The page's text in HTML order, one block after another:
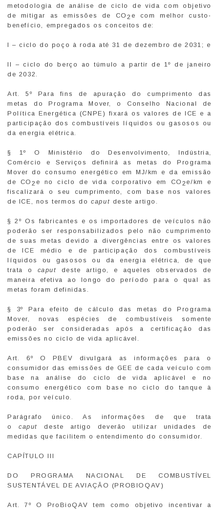
metodologia de análise de ciclo de vida com objetivo
de mitigar as emissões de CO 2 e com melhor custo-
benefício, empregados os conceitos de:
I – ciclo do poço à roda até 31 de dezembro de 2031; e
II – ciclo do berço ao túmulo a partir de 1º de janeiro
de 2032.
Art. 5º Para fins de apuração do cumprimento das
metas do Programa Mover, o Conselho Nacional de
Política Energética (CNPE) fixará os valores de ICE e a
participação dos combustíveis líquidos ou gasosos ou
da energia elétrica.
§ 1º O Ministério do Desenvolvimento, Indústria,
Comércio e Serviços definirá as metas do Programa
Mover do consumo energético em MJ/km e da emissão
de CO 2 e no ciclo de vida corporativo em CO 2e/km e
fiscalizará o seu cumprimento, com base nos valores
de ICE, nos termos docaput deste artigo.
§ 2º Os fabricantes e os importadores de veículos não
poderão ser responsabilizados pelo não cumprimento
de suas metas devido a divergências entre os valores
de ICE médio e de participação dos combustíveis
líquidos ou gasosos ou da energia elétrica, de que
trata o caput deste artigo, e aqueles observados de
maneira efetiva ao longo do período para o qual as
metas foram definidas.
§ 3º Para efeito de cálculo das metas do Programa
Mover, novas espécies de combustíveis somente
poderão ser consideradas após a certificação das
emissões no ciclo de vida aplicável.
Art. 6º O PBEV divulgará as informações para o
consumidor das emissões de GEE de cada veículo com
base na análise do ciclo de vida aplicável e no
consumo energético com base no ciclo do tanque à
roda, por veículo.
Parágrafo único. As informações de que trata
o caputdeste artigo deverão utilizar unidades de
medidas que facilitem o entendimento do consumidor.
CAPÍTULO III
DO PROGRAMA NACIONAL DE COMBUSTÍVEL
SUSTENTÁVEL DE AVIAÇÃO (PROBIOQAV)
Art. 7º O ProBioQAV tem como objetivo incentivar a